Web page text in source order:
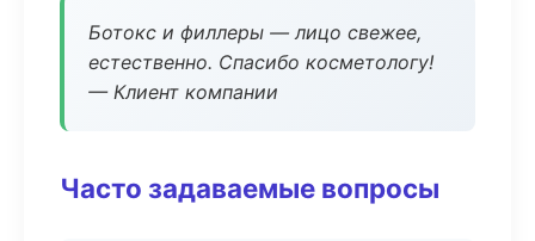
Ботокс и филлеры — лицо свежее,
естественно. Спасибо косметологу!
— Клиент компании
Часто задаваемые вопросы